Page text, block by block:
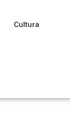
Cultura